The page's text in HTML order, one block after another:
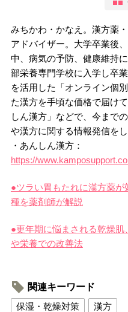
みちかわ・かなえ。漢方薬
アドバイザー。大学卒業後
中、病気の予防、健康維持
部栄養専門学校に入学し卒
を活用した「オンライン個
た漢方を手頃な価格で届け
しん漢方」などで、今まで
や漢方に関する情報発信をし
・あんしん漢方：
https://
●ツラい胃もたれに漢方薬
種を薬剤師が解説
●更年期に悩まされる乾燥
や栄養での改善法
関連キーワード
保湿・乾燥対策
漢方